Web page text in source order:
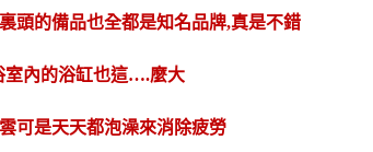
頭的備品也全都是知名品牌,真是不錯
室內的浴缸也這….麼大
可是天天都泡澡來消除疲勞